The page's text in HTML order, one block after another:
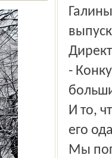
-
И то,
его
Мы